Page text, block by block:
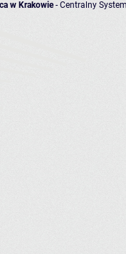
w Krakowie- Centralny